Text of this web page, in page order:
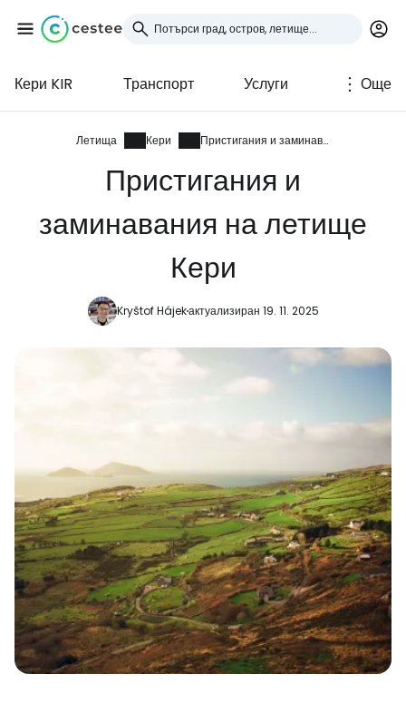
Кери KIR Транспорт Услуги Още
Летища Кери Пристигания и заминавания
Пристигания и
заминавания на летище
Кери
Kryštof Hájekактуализиран 19. 11. 2025
Влезте в Cestee
... световната общност на туристите
Продължете с Facebook
Продължете с имейл